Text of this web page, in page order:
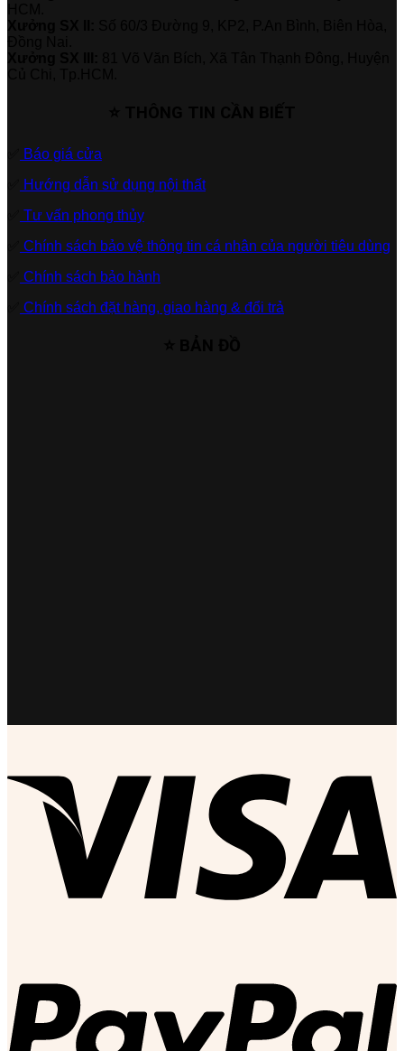
Báo giá cửa
Hướng dẫn sử dụng nội thất
Tư vấn phong thủy
Chính sách bảo vệ thông tin cá nhân của người tiêu dùng
Chính sách bảo hành
Chính sách đặt hàng, giao hàng & đổi trả